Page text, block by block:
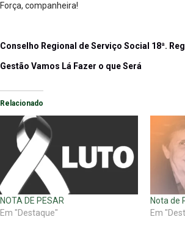
Força, companheira!
Conselho Regional de Serviço Social 18ª.
Gestão Vamos Lá Fazer o que Será
Relacionado
NOTA DE PESAR
Em "Destaque"
Nota de
Em